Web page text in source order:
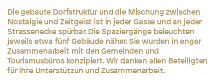
Die gebaute Dorfstruktur und die Mischung zwischen
Nostalgie und Zeitgeist ist in jeder Gasse und an jeder
Strassenecke spürbar. Die Spaziergänge beleuchten
jeweils etwa fünf Gebäude näher. Sie wurden in enger
Zusammenarbeit mit den Gemeinden und
Tourismusbüros konzipiert. Wir danken allen Beteiligten
für Ihre Unterstützun und Zusammenarbeit.